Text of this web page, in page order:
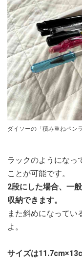
ダイソーの「積み重ねペン
ラックのようになっ
ことが可能です。
2段にした場合、一
収納できます。
また斜めになってい
よ。
サイズは